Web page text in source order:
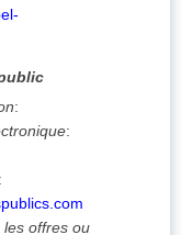
:
:
:
les offres ou